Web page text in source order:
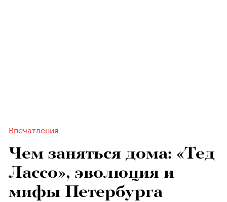
Впечатления
Чем заняться дома: «Тед
Лассо», эволюция и
мифы Петербурга